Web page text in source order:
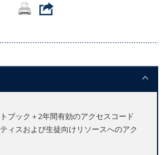
ブック＋2年間有効のアクセスコード
ィスおよび生徒向けリソースへのアク